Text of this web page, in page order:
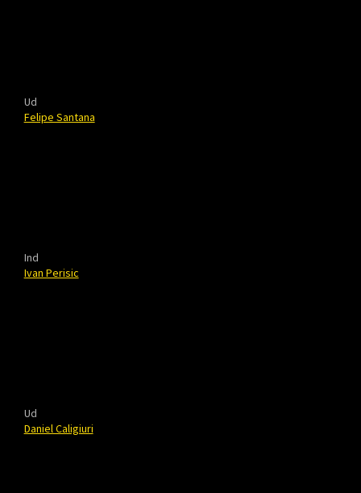
Ud
Felipe Santana
Ind
Ivan Perisic
Ud
Daniel Caligiuri